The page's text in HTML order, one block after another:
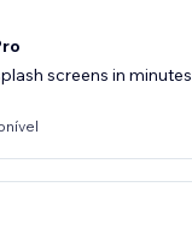
screens in minutes